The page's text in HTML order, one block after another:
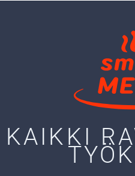
KAIKKI